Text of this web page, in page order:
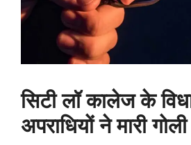
सिटी लॉ कालेज के
अपराधियों ने मारी